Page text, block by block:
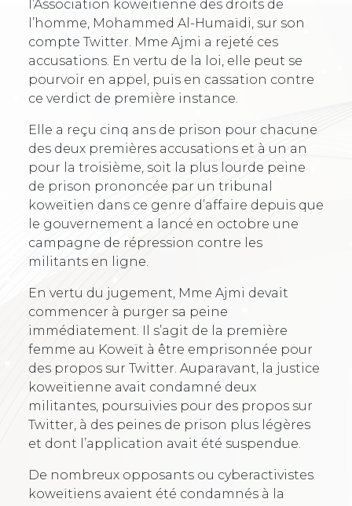
l’Association koweïtienne des droits de
l’homme, Mohammed Al-Humaïdi, sur son
compte Twitter. Mme Ajmi a rejeté ces
accusations. En vertu de la loi, elle peut se
pourvoir en appel, puis en cassation contre
ce verdict de première instance.
Elle a reçu cinq ans de prison pour chacune
des deux premières accusations et à un an
pour la troisième, soit la plus lourde peine
de prison prononcée par un tribunal
koweïtien dans ce genre d’affaire depuis que
le gouvernement a lancé en octobre une
campagne de répression contre les
militants en ligne.
En vertu du jugement, Mme Ajmi devait
commencer à purger sa peine
immédiatement. Il s’agit de la première
femme au Koweït à être emprisonnée pour
des propos sur Twitter. Auparavant, la justice
koweïtienne avait condamné deux
militantes, poursuivies pour des propos sur
Twitter, à des peines de prison plus légères
et dont l’application avait été suspendue.
De nombreux opposants ou cyberactivistes
koweïtiens avaient été condamnés à la